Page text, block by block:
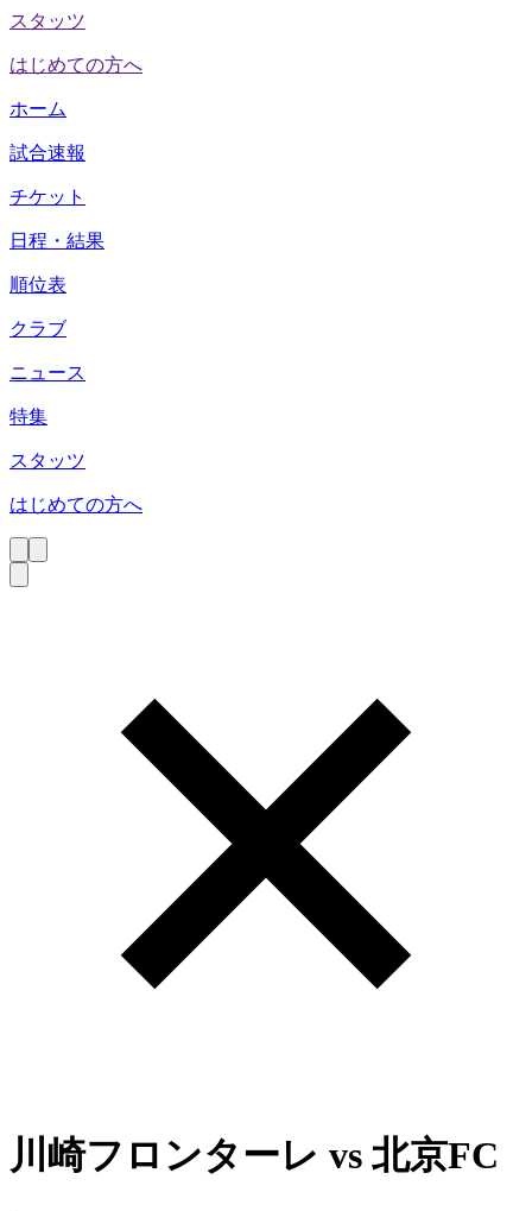
スタッツ
はじめての方へ
ホーム
試合速報
チケット
日程・結果
順位表
クラブ
ニュース
特集
スタッツ
はじめての方へ
川崎フロンターレ vs 北京FC